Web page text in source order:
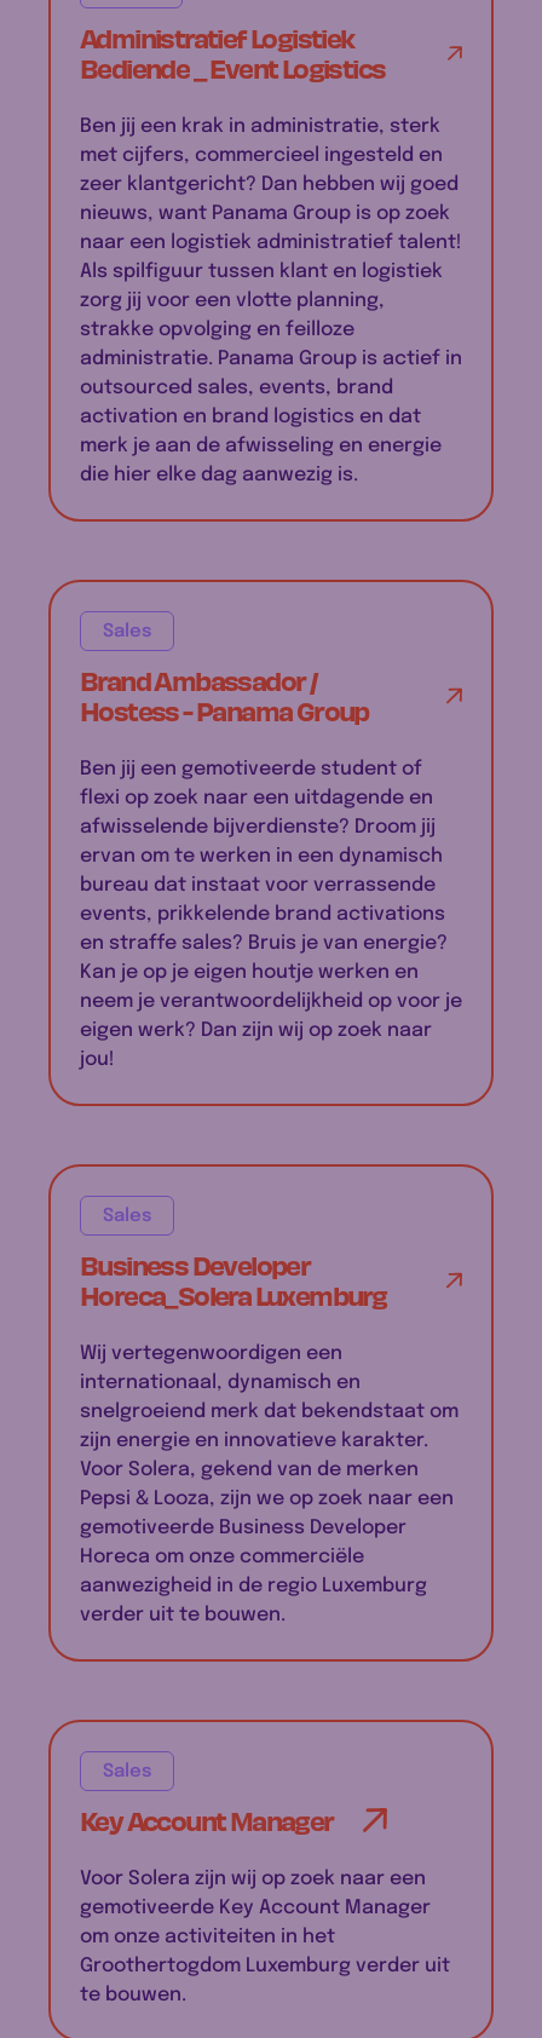
Administratief Logistiek
Bediende _ Event Logistics
Ben jij een krak in administratie, sterk
met cijfers, commercieel ingesteld en
zeer klantgericht? Dan hebben wij goed
nieuws, want Panama Group is op zoek
naar een logistiek administratief talent!
Als spilfiguur tussen klant en logistiek
zorg jij voor een vlotte planning,
strakke opvolging en feilloze
administratie. Panama Group is actief in
outsourced sales, events, brand
activation en brand logistics en dat
merk je aan de afwisseling en energie
die hier elke dag aanwezig is.
Sales
Brand Ambassador /
Hostess - Panama Group
Ben jij een gemotiveerde student of
flexi op zoek naar een uitdagende en
afwisselende bijverdienste? Droom jij
ervan om te werken in een dynamisch
bureau dat instaat voor verrassende
events, prikkelende brand activations
en straffe sales? Bruis je van energie?
Kan je op je eigen houtje werken en
neem je verantwoordelijkheid op voor je
eigen werk? Dan zijn wij op zoek naar
jou!
Sales
Business Developer
Horeca_Solera Luxemburg
Wij vertegenwoordigen een
internationaal, dynamisch en
snelgroeiend merk dat bekendstaat om
zijn energie en innovatieve karakter.
Voor Solera, gekend van de merken
Pepsi & Looza, zijn we op zoek naar een
gemotiveerde Business Developer
Horeca om onze commerciële
aanwezigheid in de regio Luxemburg
verder uit te bouwen.
Sales
Key Account Manager
Voor Solera zijn wij op zoek naar een
gemotiveerde Key Account Manager
om onze activiteiten in het
Groothertogdom Luxemburg verder uit
te bouwen.